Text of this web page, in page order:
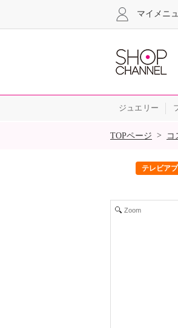
マイメニ
ジュエリー
SALE
TOPページ > コ
テレビア
Zoom